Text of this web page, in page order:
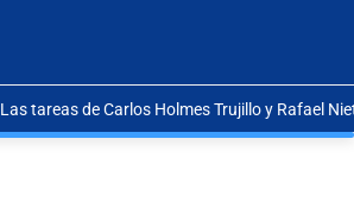
Las tareas de Carlos Holmes Trujillo y Rafael